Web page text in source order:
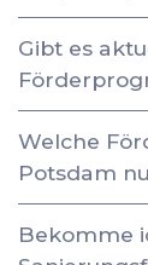
Gibt es
Welche
Potsdam
Bekomme